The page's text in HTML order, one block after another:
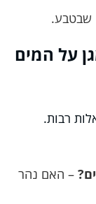
שבטבע.
על המים
רבות.
– האם נהר